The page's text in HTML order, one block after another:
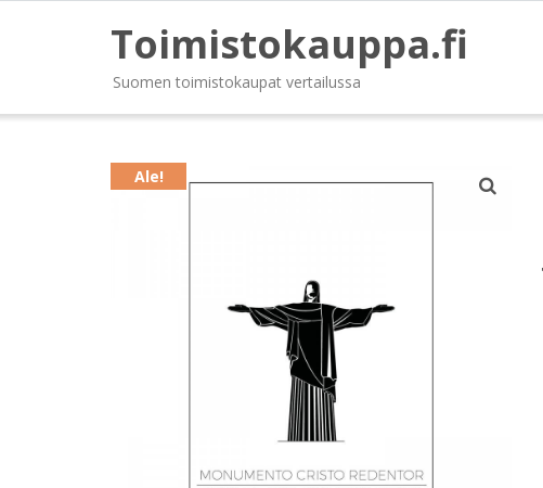
Toimistokauppa.fi
Suomen toimistokaupat vertailussa
Ale!